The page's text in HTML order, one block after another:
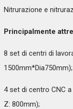
Nitrurazione e
Principalmente
8 set di centri di
1500mm*Dia750mm);
4 set di centro CNC
Z: 800mm);